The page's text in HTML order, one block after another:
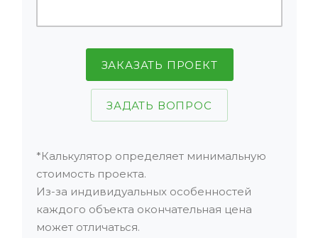
ЗАКАЗАТЬ ПРОЕКТ
ЗАДАТЬ ВОПРОС
*Калькулятор определяет минимальную
стоимость проекта.
Из-за индивидуальных особенностей
каждого объекта окончательная цена
может отличаться.